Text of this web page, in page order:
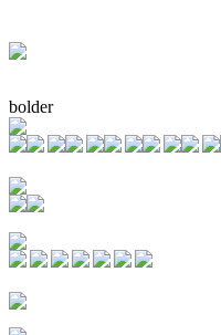
bolder